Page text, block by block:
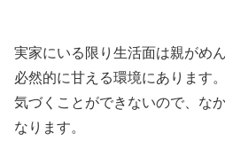
実家にいる限り生活面は親がめ
必然的に甘える環境にあります
気づくことができないので、な
なります。